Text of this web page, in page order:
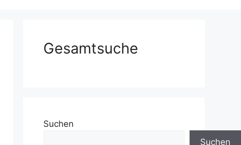
Gesamtsuche
Suchen
Suchen